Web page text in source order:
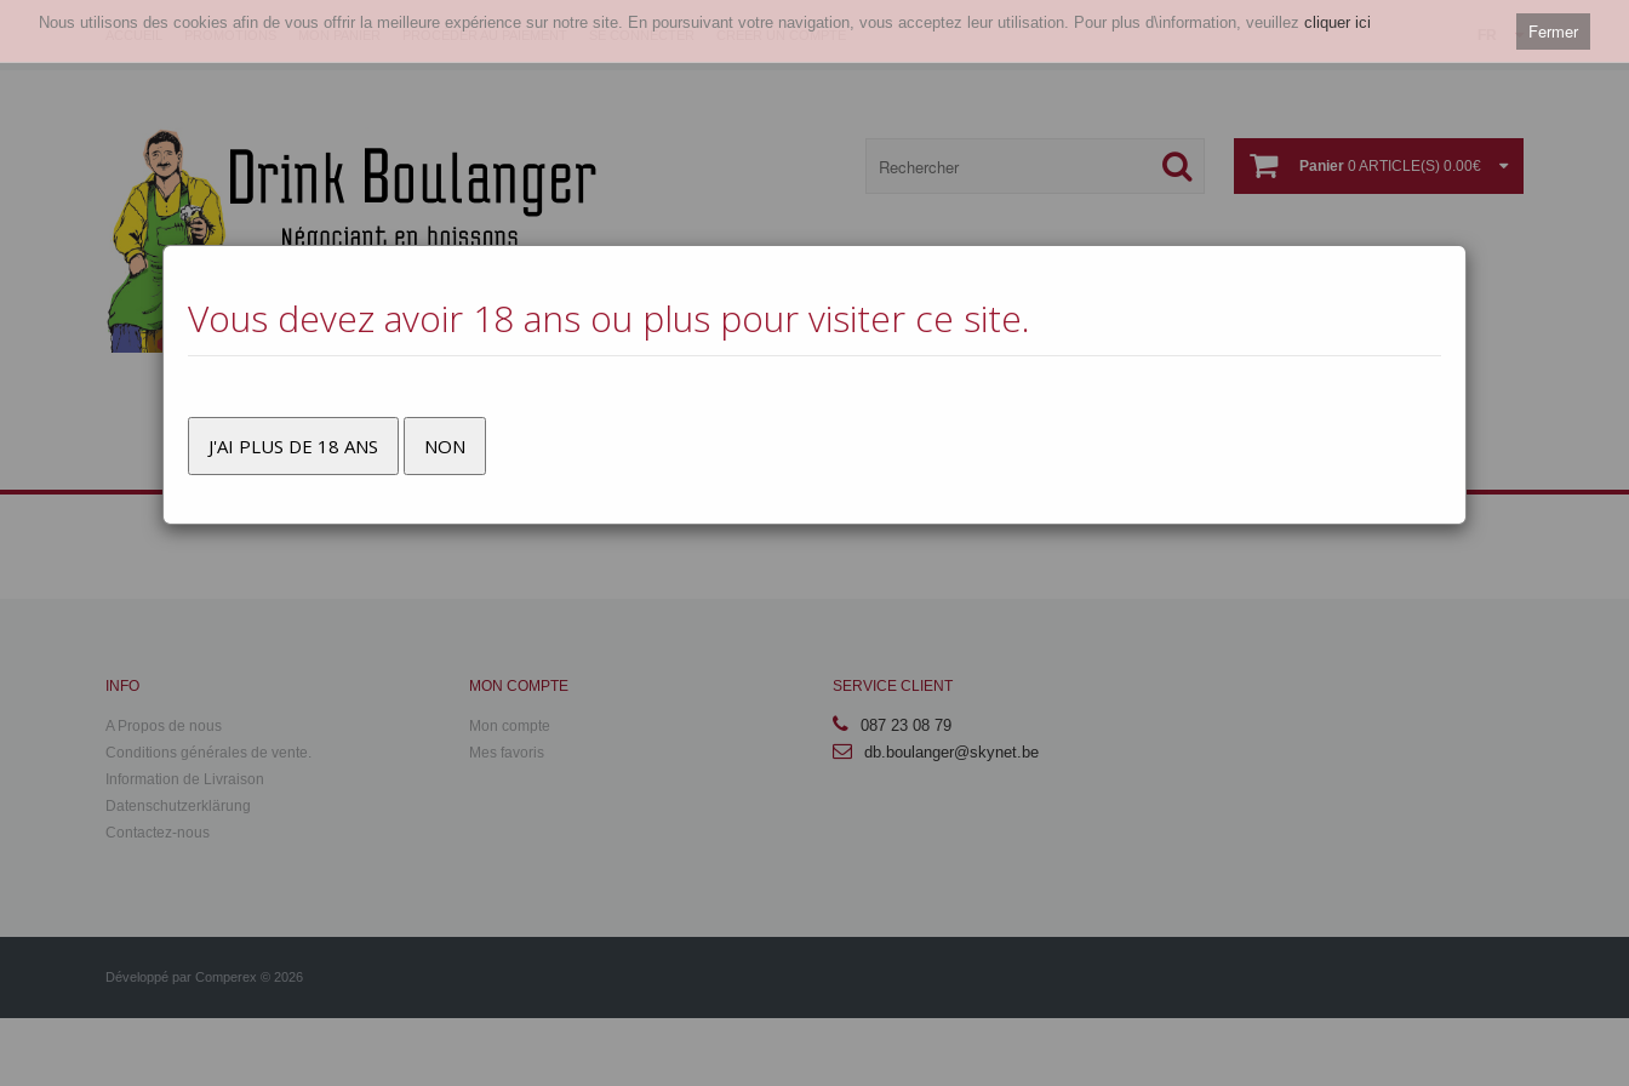
PROCÉDER AU PAIEMENT SE CONNECTER CRÉER UN COMPTE
Panier 0 ARTICLE(S) 0.00€
Vous devez avoir 18 ans ou plus pour visiter ce site.
J'AI PLUS DE 18 ANS NON
INFO
A Propos de nous
Conditions générales de vente.
Information de Livraison
Datenschutzerklärung
Contactez-nous
MON COMPTE
Mon compte
Mes favoris
SERVICE CLIENT
087 23 08 79
db.boulanger@skynet.be
Développé par Comperex © 2026
Fermer
Nous utilisons des cookies afin de vous offrir la meilleure expérience sur notre site. En poursuivant votre navigation, vous acceptez leur utilisation. Pour plus d\information, veuillez cliquer ici